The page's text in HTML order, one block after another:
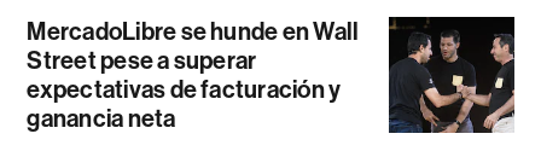
MercadoLibre se hunde en Wall
Street pese a superar
expectativas de facturación y
ganancia neta